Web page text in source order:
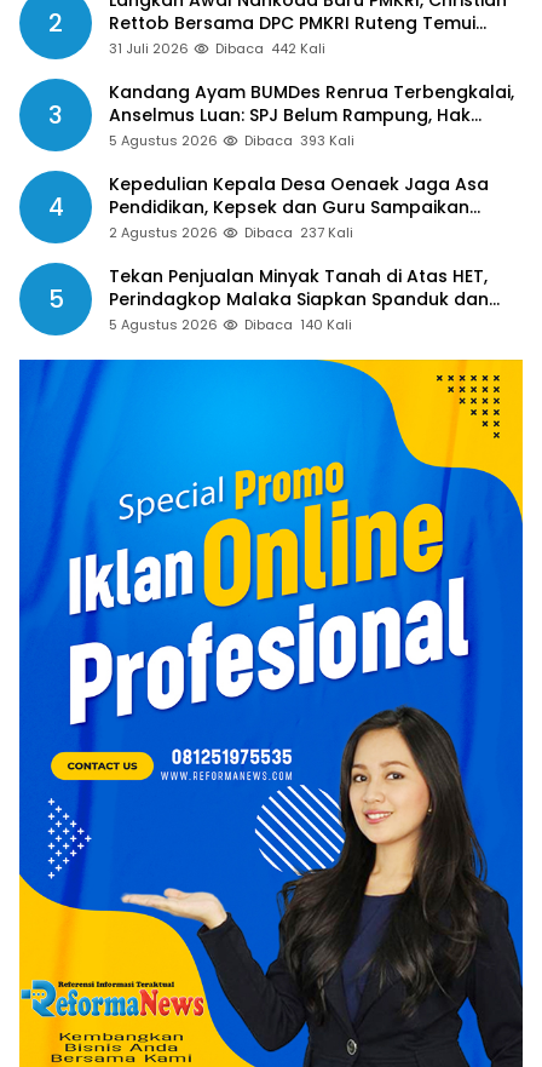
2
Rettob Bersama DPC PMKRI Ruteng Temui
Bupati Manggarai Perkuat Kolaborasi Masa
31 Juli 2026 Dibaca 442 Kali
3
Kandang Ayam BUMDes Renrua Terbengkalai,
Anselmus Luan: SPJ Belum Rampung, Hak
Aparat Desa Sejak Januari Belum Dibayar
5 Agustus 2026 Dibaca 393 Kali
4
Kepedulian Kepala Desa Oenaek Jaga Asa
Pendidikan, Kepsek dan Guru Sampaikan
Apresiasi
2 Agustus 2026 Dibaca 237 Kali
5
Tekan Penjualan Minyak Tanah di Atas HET,
Perindagkop Malaka Siapkan Spanduk dan
Nomor Pengaduan
5 Agustus 2026 Dibaca 140 Kali